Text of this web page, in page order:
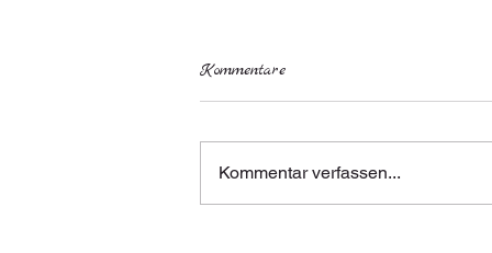
Kommentare
Kommentar verfassen...